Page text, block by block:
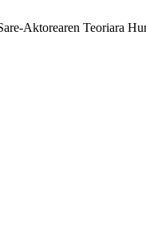
Aktorearen Teoriara